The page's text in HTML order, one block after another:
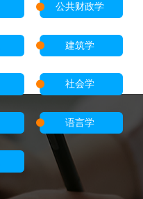
公共财政学
建筑学
社会学
语言学